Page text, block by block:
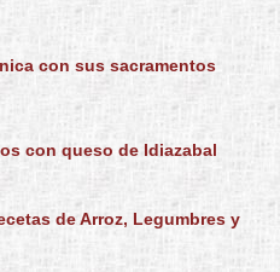
con sus sacramentos
con queso de Idiazabal
de Arroz, Legumbres y